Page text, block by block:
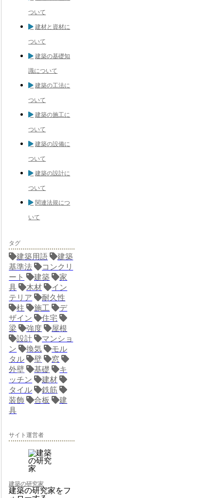
ついて
建材と資材に
ついて
建築の基礎知
識について
建築の工法に
ついて
建築の施工に
ついて
建築の設備に
ついて
建築の設計に
ついて
関連法規につ
いて
タグ
建築用語
建築
基準法
コンクリ
ート
建築
家
具
木材
イン
テリア
耐久性
柱
施工
デ
ザイン
住宅
梁
強度
屋根
設計
マンショ
ン
換気
モル
タル
壁
窓
外壁
基礎
キ
ッチン
建材
タイル
鉄筋
装飾
合板
建
具
サイト運営者
建築の研究家
建築の研究家をフ